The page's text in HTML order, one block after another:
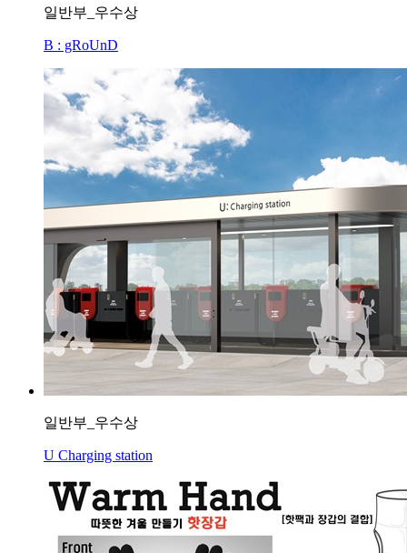
일반부_우수상
B : gRoUnD
일반부_우수상
U Charging station